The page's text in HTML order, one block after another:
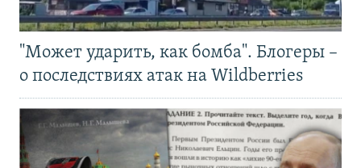
"Может ударить, как бомба". Блогеры –
о последствиях атак на Wildberries